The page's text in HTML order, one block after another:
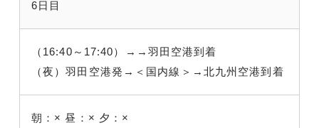
6日目
（16:40～17:40）→→羽田空港到着
（夜）羽田空港発→＜国内線＞→北九州空港到着
朝：× 昼：× 夕：×